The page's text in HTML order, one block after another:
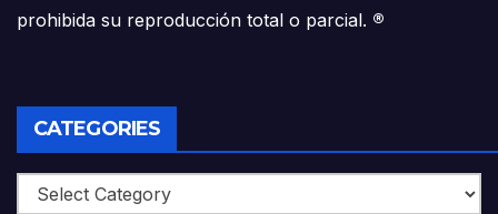
prohibida su reproducción total o parcial. ®
CATEGORIES
Categories